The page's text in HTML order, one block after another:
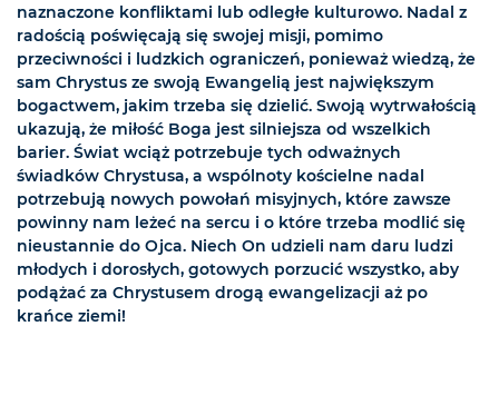
naznaczone konfliktami lub odległe kulturowo. Nadal z
radością poświęcają się swojej misji, pomimo
przeciwności i ludzkich ograniczeń, ponieważ wiedzą, że
sam Chrystus ze swoją Ewangelią jest największym
bogactwem, jakim trzeba się dzielić. Swoją wytrwałością
ukazują, że miłość Boga jest silniejsza od wszelkich
barier. Świat wciąż potrzebuje tych odważnych
świadków Chrystusa, a wspólnoty kościelne nadal
potrzebują nowych powołań misyjnych, które zawsze
powinny nam leżeć na sercu i o które trzeba modlić się
nieustannie do Ojca. Niech On udzieli nam daru ludzi
młodych i dorosłych, gotowych porzucić wszystko, aby
podążać za Chrystusem drogą ewangelizacji aż po
krańce ziemi!